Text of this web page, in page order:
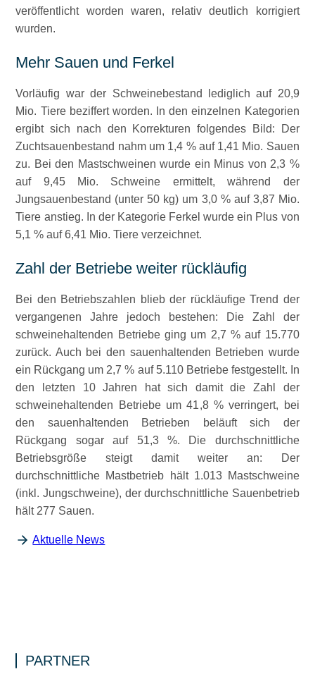
veröffentlicht worden waren, relativ deutlich korrigiert
wurden.
Mehr Sauen und Ferkel
Vorläufig war der Schweinebestand lediglich auf 20,9
Mio. Tiere beziffert worden. In den einzelnen Kategorien
ergibt sich nach den Korrekturen folgendes Bild: Der
Zuchtsauenbestand nahm um 1,4 % auf 1,41 Mio. Sauen
zu. Bei den Mastschweinen wurde ein Minus von 2,3 %
auf 9,45 Mio. Schweine ermittelt, während der
Jungsauenbestand (unter 50 kg) um 3,0 % auf 3,87 Mio.
Tiere anstieg. In der Kategorie Ferkel wurde ein Plus von
5,1 % auf 6,41 Mio. Tiere verzeichnet.
Zahl der Betriebe weiter rückläufig
Bei den Betriebszahlen blieb der rückläufige Trend der
vergangenen Jahre jedoch bestehen: Die Zahl der
schweinehaltenden Betriebe ging um 2,7 % auf 15.770
zurück. Auch bei den sauenhaltenden Betrieben wurde
ein Rückgang um 2,7 % auf 5.110 Betriebe festgestellt. In
den letzten 10 Jahren hat sich damit die Zahl der
schweinehaltenden Betriebe um 41,8 % verringert, bei
den sauenhaltenden Betrieben beläuft sich der
Rückgang sogar auf 51,3 %. Die durchschnittliche
Betriebsgröße steigt damit weiter an: Der
durchschnittliche Mastbetrieb hält 1.013 Mastschweine
(inkl. Jungschweine), der durchschnittliche Sauenbetrieb
hält 277 Sauen.
Aktuelle News
PARTNER